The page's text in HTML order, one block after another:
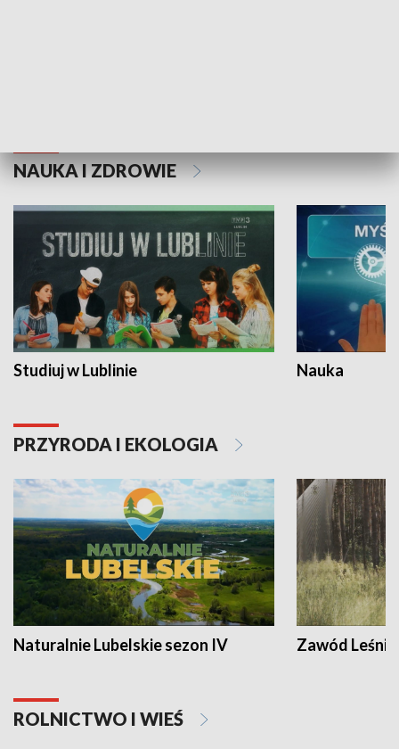
NAUKA I ZDROWIE
Studiuj w Lublinie Nauka
PRZYRODA I EKOLOGIA
Naturalnie Lubelskie sezon IV Zawód Leśnik
ROLNICTWO I WIEŚ